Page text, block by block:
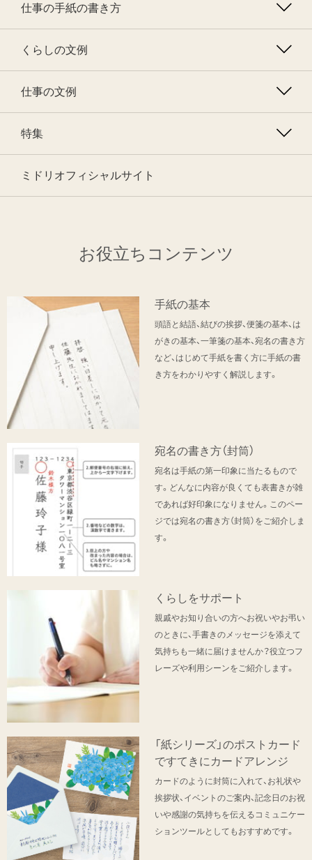
仕事の手紙の書き方
くらしの文例
仕事の文例
特集
ミドリオフィシャルサイト
お役立ちコンテンツ
手紙の基本
頭語と結語、結びの挨拶、便箋の基本、は
がきの基本、一筆箋の基本、宛名の書き方
など、はじめて手紙を書く方に手紙の書
き方をわかりやすく解説します。
宛名の書き方（封筒）
宛名は手紙の第一印象に当たるもので
す。どんなに内容が良くても表書きが雑
であれば好印象になりません。このペー
ジでは宛名の書き方（封筒）をご紹介しま
す。
くらしをサポート
親戚やお知り合いの方へお祝いやお弔い
のときに、手書きのメッセージを添えて
気持ちも一緒に届けませんか？役立つフ
レーズや利用シーンをご紹介します。
「紙シリーズ」のポストカード
ですてきにカードアレンジ
カードのように封筒に入れて、お礼状や
挨拶状、イベントのご案内、記念日のお祝
いや感謝の気持ちを伝えるコミュニケー
ションツールとしてもおすすめです。